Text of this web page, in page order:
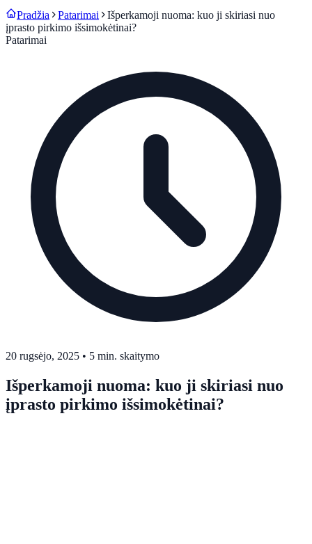
Pradžia Patarimai
Išperkamoji nuoma: kuo ji skiriasi nuo
įprasto pirkimo išsimokėtinai?
Patarimai
20 rugsėjo, 2025 • 5 min. skaitymo
Išperkamoji nuoma: kuo ji skiriasi nuo
įprasto pirkimo išsimokėtinai?